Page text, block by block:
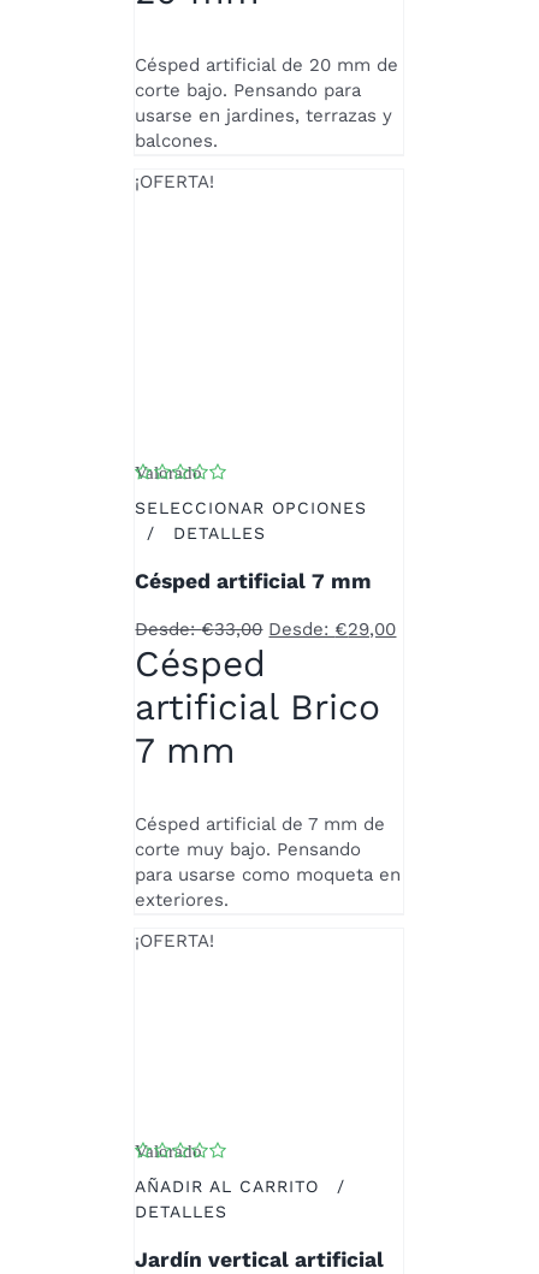
PÁGINA
DE
PRODUCTO
Césped artificial de 20 mm de
corte bajo. Pensando para
usarse en jardines, terrazas y
balcones.
¡OFERTA!
Valorado
SELECCIONAR OPCIONES
ESTE
TIENE
VARIANTES.
LAS
OPCIONES
SE
PUEDEN
ELEGIR
PÁGINA
DE
PRODUCTO
/ DETALLES
Césped artificial 7 mm
Desde:€33,00 Desde: €29,00
Césped
artificial Brico
7 mm
Césped artificial de 7 mm de
corte muy bajo. Pensando
para usarse como moqueta en
exteriores.
¡OFERTA!
Valorado
AÑADIR AL CARRITO
/
DETALLES
Jardín vertical artificial